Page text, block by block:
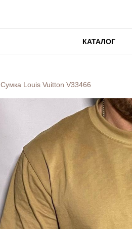
КАТАЛОГ
Сумка Louis Vuitton V33466